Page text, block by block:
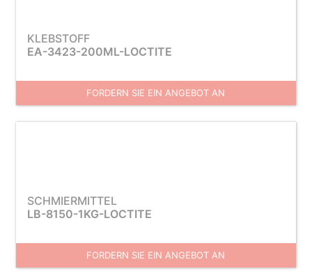
KLEBSTOFF
EA-3423-200ML-LOCTITE
FORDERN SIE EIN ANGEBOT AN
SCHMIERMITTEL
LB-8150-1KG-LOCTITE
FORDERN SIE EIN ANGEBOT AN